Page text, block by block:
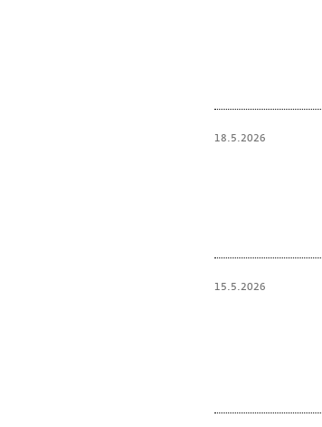
18.5.2026
15.5.2026